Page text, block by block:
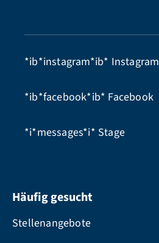
*ib*instagram*ib* Instagram
*ib*facebook*ib* Facebook
*i*messages*i* Stage
Häufig gesucht
Stellenangebote